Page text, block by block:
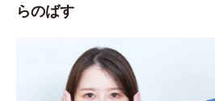
らのばす